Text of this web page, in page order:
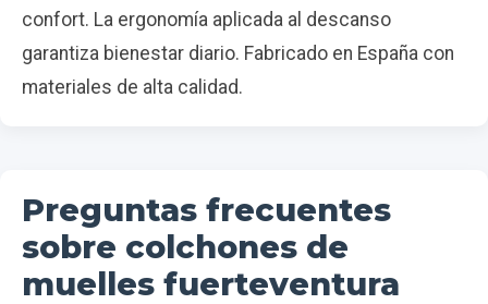
confort. La ergonomía aplicada al descanso
garantiza bienestar diario. Fabricado en España con
materiales de alta calidad.
Preguntas frecuentes
sobre colchones de
muelles fuerteventura